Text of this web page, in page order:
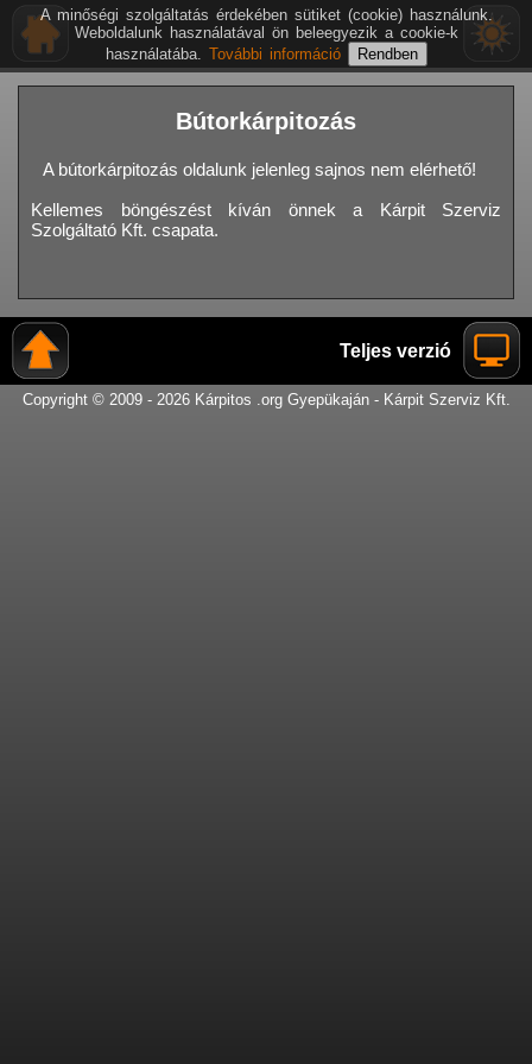
Bútorkárpitozás
A bútorkárpitozás oldalunk jelenleg sajnos nem elérhető!
Kellemes böngészést kíván önnek a Kárpit Szerviz
Szolgáltató Kft. csapata.
Teljes verzió
Copyright © 2009 - 2026 Kárpitos .org Gyepükaján - Kárpit Szerviz Kft.
A minőségi szolgáltatás érdekében sütiket (cookie) használunk.
Weboldalunk használatával ön beleegyezik a cookie-k
használatába. További információ